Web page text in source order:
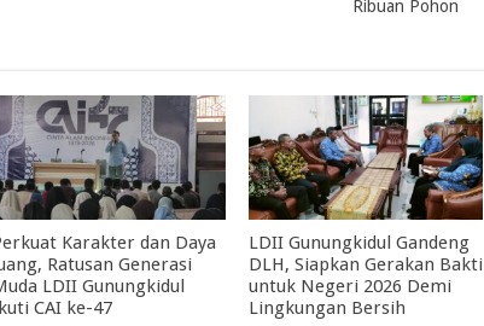
Ribuan Pohon
Karakter dan Daya
Ratusan Generasi
LDII Gunungkidul
CAI ke-47
LDII Gunungkidul Gandeng
DLH, Siapkan Gerakan Bakti
untuk Negeri 2026 Demi
Lingkungan Bersih